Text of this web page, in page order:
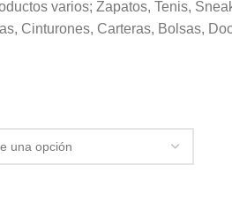
varios; Zapatos, Tenis,
Cinturones, Carteras, Bolsas,